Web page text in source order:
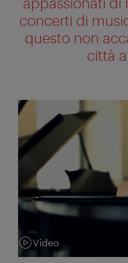
concerti di
questo non
città
Categoria:
Video